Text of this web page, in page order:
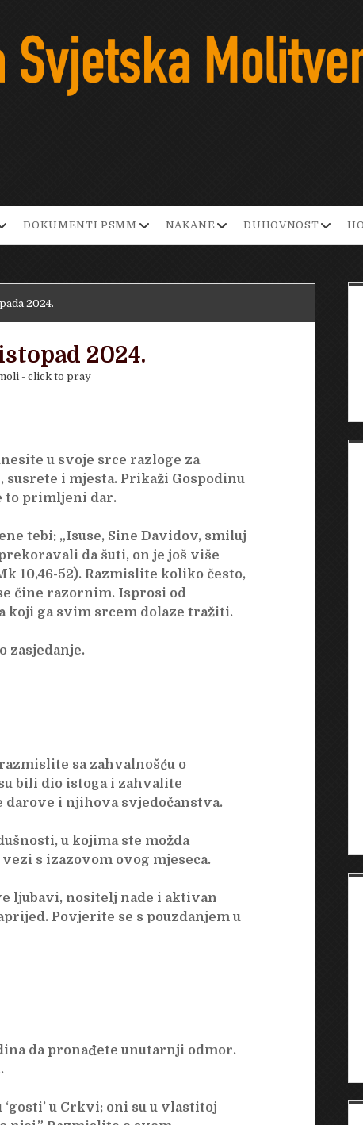
DOKUMENTI PSMM open
menu
NAKANE open
menu
DUHOVNOST open
menu
2024.
2024.
- click to pray
u svoje srce razloge za
susrete i mjesta. Prikaži Gospodinu
to primljeni dar.
tebi: „Isuse, Sine Davidov, smiluj
da šuti, on je još više
10,46-52). Razmislite koliko često,
čine razornim. Isprosi od
koji ga svim srcem dolaze tražiti.
zasjedanje.
sa zahvalnošću o
bili dio istoga i zahvalite
i njihova svjedočanstva.
u kojima ste možda
s izazovom ovog mjeseca.
ljubavi, nositelj nade i aktivan
Povjerite se s pouzdanjem u
da pronađete unutarnji odmor.
u Crkvi; oni su u vlastitoj